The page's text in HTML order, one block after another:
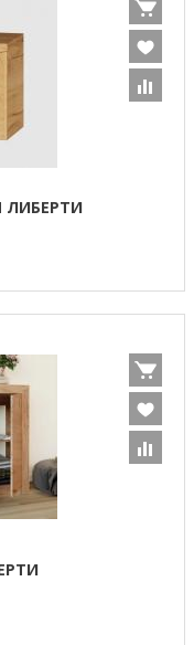
ЛИБЕРТИ